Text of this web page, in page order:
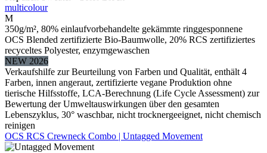
multicolour
M
350g/m², 80% einlaufvorbehandelte gekämmte ringgesponnene
OCS Blended zertifizierte Bio-Baumwolle, 20% RCS zertifiziertes
recyceltes Polyester, enzymgewaschen
NEW 2026
Verkaufshilfe zur Beurteilung von Farben und Qualität, enthält 4
Farben, innen angeraut, zertifizierte vegane Produktion ohne
tierische Hilfsstoffe, LCA-Berechnung (Life Cycle Assessment) zur
Bewertung der Umweltauswirkungen über den gesamten
Lebenszyklus, 30° waschbar, nicht trocknergeeignet, nicht chemisch
reinigen
OCS RCS Crewneck Combo | Untagged Movement